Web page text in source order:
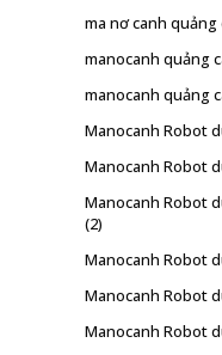
ma nơ canh quảng
manocanh quảng
manocanh quảng
Manocanh Robot
Manocanh Robot
Manocanh Robot
(2)
Manocanh Robot
Manocanh Robot
Manocanh Robot